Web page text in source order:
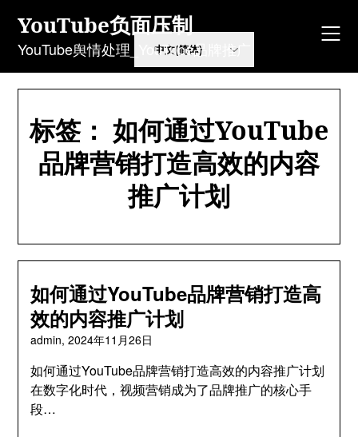
content
YouTube负面压制
YouTube舆情处理_YouTube品牌推广
标签： 如何通过YouTube
品牌营销打造高效的内容
推广计划
如何通过YouTube品牌营销打造高
效的内容推广计划
admin,2024年11月26日
如何通过YouTube品牌营销打造高效的内容推广计划
在数字化时代，视频营销成为了品牌推广的核心手
段…